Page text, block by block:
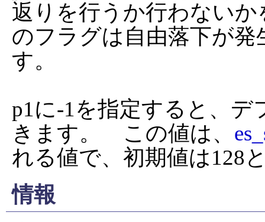
返りを行うか行わない
のフラグは自由落下が
す。
p1に-1を指定すると、
きます。　この値は、
れる値で、初期値は128
情報